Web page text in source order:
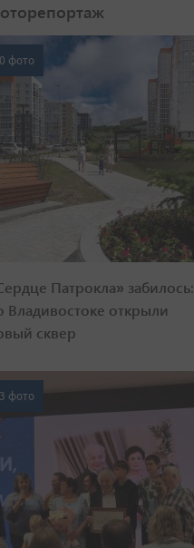
фото
Патрокла» забилось:
Владивостоке открыли
сквер
фото